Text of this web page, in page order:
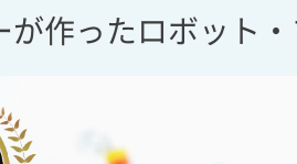
が作ったロボット